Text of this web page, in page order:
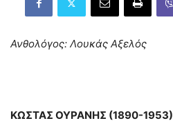
Ανθολόγος: Λουκάς Αξελός
ΚΩΣΤΑΣ ΟΥΡΑΝΗΣ (1890-1953)